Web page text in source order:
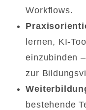
Workflows.
lernen, KI-
einzubinden
zur
bestehende